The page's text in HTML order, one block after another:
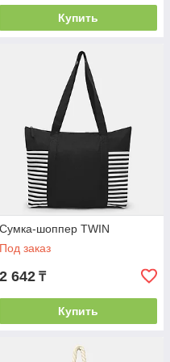
нанесенного
Предлагаем
заказов и гибкую
ваше время и
сроки.
помогут с
вашего логотипа
Мы организуем
вашего заказа.
жизни ваших
с логотипом оптом
экологичную и
с нами уже сегодня,
стоимости!
Купить
Сумка-шоппер TWIN
Под заказ
2 642 ₸
Купить